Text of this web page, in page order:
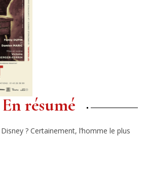
En résumé
? Certainement, l’homme le plus